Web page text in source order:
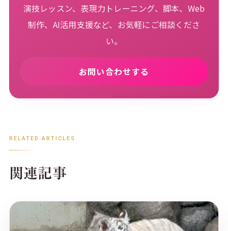
演技レッスン、表現力トレーニング、脚本、Web
制作、AI活用支援など、お気軽にご相談くださ
い。
お問い合わせする
RELATED ARTICLES
関連記事